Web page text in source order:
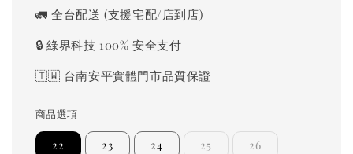
🚛 全台配送 (支援宅配/店到店)
🔒 綠界科技 100% 安全支付
🇹🇼 台南安平實體門市品質保證
商品選項
22 23 24 25 26